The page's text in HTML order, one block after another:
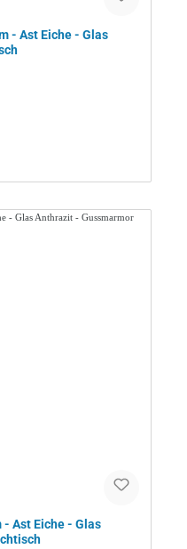
- Ast Eiche - Glas
Ast Eiche - Glas